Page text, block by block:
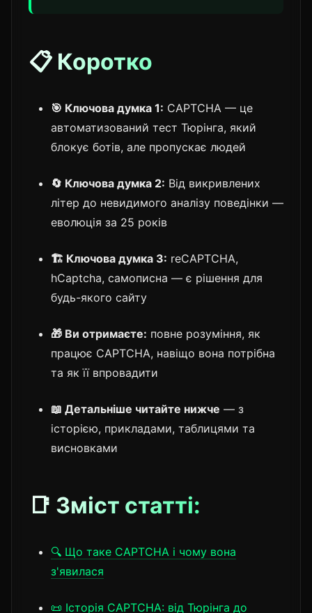
📋 Коротко
🎯 Ключова думка 1: CAPTCHA — це
автоматизований тест Тюрінга, який
блокує ботів, але пропускає людей
🔄 Ключова думка 2: Від викривлених
літер до невидимого аналізу поведінки —
еволюція за 25 років
🏗️ Ключова думка 3: reCAPTCHA,
hCaptcha, самописна — є рішення для
будь-якого сайту
🎁 Ви отримаєте: повне розуміння, як
працює CAPTCHA, навіщо вона потрібна
та як її впровадити
📖 Детальніше читайте нижче — з
історією, прикладами, таблицями та
висновками
📑 Зміст статті:
🔍 Що таке CAPTCHA і чому вона
з'явилася
📜 Історія CAPTCHA: від Тюрінга до